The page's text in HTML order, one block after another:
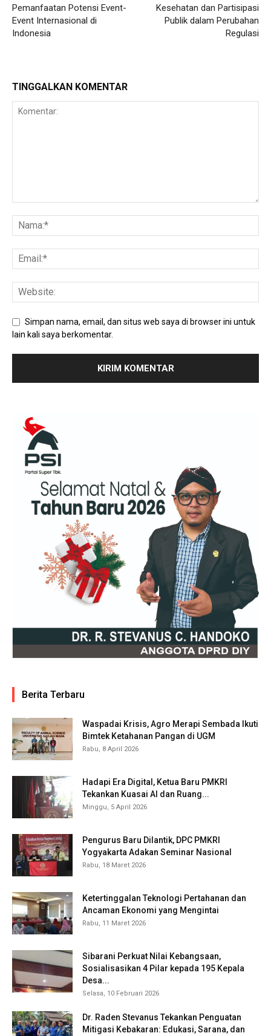
Pemanfaatan Potensi Event-
Event Internasional di
Indonesia
Kesehatan dan Partisipasi
Publik dalam Perubahan
Regulasi
TINGGALKAN KOMENTAR
Simpan nama, email, dan situs web saya di browser ini untuk
lain kali saya berkomentar.
Berita Terbaru
Waspadai Krisis, Agro Merapi Sembada Ikuti
Bimtek Ketahanan Pangan di UGM
Rabu, 8 April 2026
Hadapi Era Digital, Ketua Baru PMKRI
Tekankan Kuasai AI dan Ruang...
Minggu, 5 April 2026
Pengurus Baru Dilantik, DPC PMKRI
Yogyakarta Adakan Seminar Nasional
Rabu, 18 Maret 2026
Ketertinggalan Teknologi Pertahanan dan
Ancaman Ekonomi yang Mengintai
Rabu, 11 Maret 2026
Sibarani Perkuat Nilai Kebangsaan,
Sosialisasikan 4 Pilar kepada 195 Kepala
Desa...
Selasa, 10 Februari 2026
Dr. Raden Stevanus Tekankan Penguatan
Mitigasi Kebakaran: Edukasi, Sarana, dan